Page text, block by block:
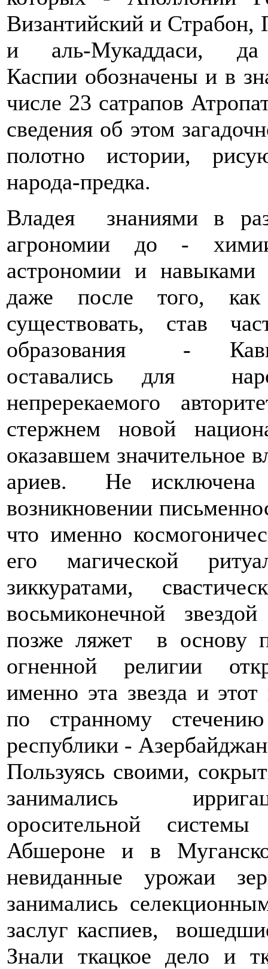
Византийский и
и аль-Мукаддаси,
Каспии обозначены и в
числе 23 сатрапов
сведения об этом
полотно истории,
народа-предка.
Владея знаниями в
агрономии до -
астрономии и навыками
даже после того, как
существовать, став
образования -
оставались для
непререкаемого
стержнем новой
оказавшем значительное
ариев. Не
возникновении
что именно
его магической
зиккуратами,
восьмиконечной
позже ляжет в основу
огненной религии
именно эта звезда и
по странному
республики -
Пользуясь своими,
занимались
оросительной
Абшероне и в
невиданные урожаи
занимались
заслуг каспиев,
Знали ткацкое дело и